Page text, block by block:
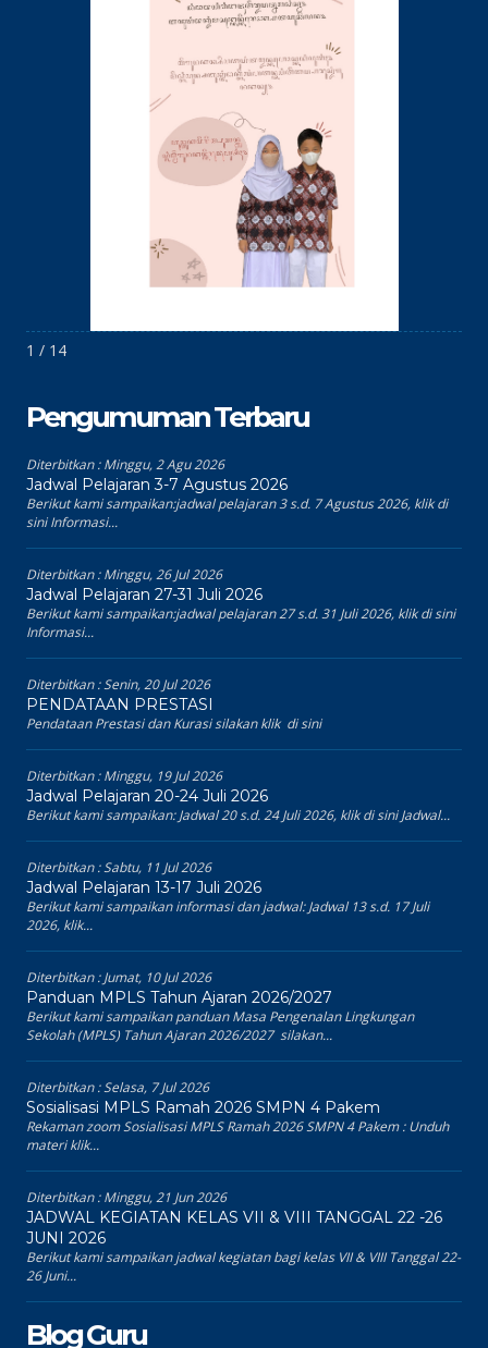
1 / 14
Pengumuman Terbaru
Diterbitkan :Minggu, 2 Agu 2026
Jadwal Pelajaran 3-7 Agustus 2026
Berikut kami sampaikan:jadwal pelajaran 3 s.d. 7 Agustus 2026, klik di
sini Informasi...
Diterbitkan :Minggu, 26 Jul 2026
Jadwal Pelajaran 27-31 Juli 2026
Berikut kami sampaikan:jadwal pelajaran 27 s.d. 31 Juli 2026, klik di sini
Informasi...
Diterbitkan :Senin, 20 Jul 2026
PENDATAAN PRESTASI
Pendataan Prestasi dan Kurasi silakan klik di sini
Diterbitkan :Minggu, 19 Jul 2026
Jadwal Pelajaran 20-24 Juli 2026
Berikut kami sampaikan: Jadwal 20 s.d. 24 Juli 2026, klik di sini Jadwal...
Diterbitkan :Sabtu, 11 Jul 2026
Jadwal Pelajaran 13-17 Juli 2026
Berikut kami sampaikan informasi dan jadwal: Jadwal 13 s.d. 17 Juli
2026, klik...
Diterbitkan :Jumat, 10 Jul 2026
Panduan MPLS Tahun Ajaran 2026/2027
Berikut kami sampaikan panduan Masa Pengenalan Lingkungan
Sekolah (MPLS) Tahun Ajaran 2026/2027 silakan...
Diterbitkan :Selasa, 7 Jul 2026
Sosialisasi MPLS Ramah 2026 SMPN 4 Pakem
Rekaman zoom Sosialisasi MPLS Ramah 2026 SMPN 4 Pakem : Unduh
materi klik...
Diterbitkan :Minggu, 21 Jun 2026
JADWAL KEGIATAN KELAS VII & VIII TANGGAL 22 -26
JUNI 2026
Berikut kami sampaikan jadwal kegiatan bagi kelas VII & VIII Tanggal 22-
26 Juni...
Blog Guru